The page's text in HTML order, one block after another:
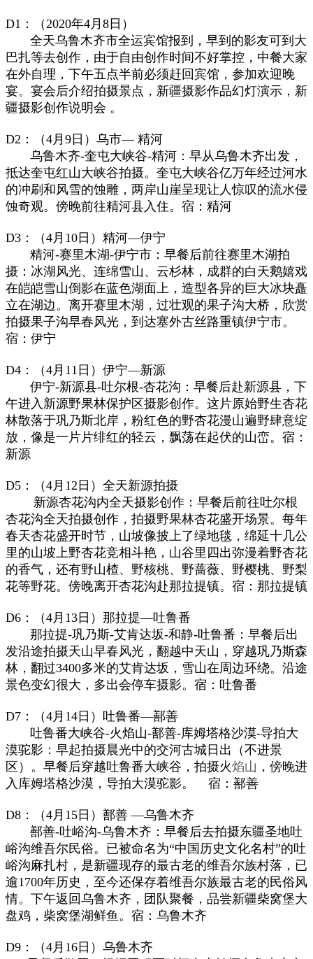
D1：（2020年4月8日）
全天乌鲁木齐市全运宾馆报到，早到的影友可到大
巴扎等去创作，由于自由创作时间不好掌控， 中餐大家
在外自理，下午五点半前必须赶回宾馆，参加欢迎晚
宴。宴会后介绍拍摄景点，新疆摄影作品幻灯演示，新
疆摄影创作说明会 。
D2：（4月9日）乌市— 精河
乌鲁木齐-奎屯大峡谷-精河：早从乌鲁木齐出发，
抵达奎屯红山大峡谷拍摄。奎屯大峡谷亿万年经过河水
的冲刷和风雪的蚀雕，两岸山崖呈现让人惊叹的流水侵
蚀奇观。傍晚前往精河县入住。宿：精河
D3：（4月10日） 精河—伊宁
精河-赛里木湖-伊宁市：早餐后前往赛里木湖拍
摄：冰湖风光、连绵雪山、云杉林，成群的白天鹅嬉戏
在皑皑雪山倒影在蓝色湖面上，造型各异的巨大冰块矗
立在湖边。离开赛里木湖，过壮观的果子沟大桥，欣赏
拍摄果子沟早春风光，到达塞外古丝路重镇伊宁市。
宿：伊宁
D4：（4月11日） 伊宁—新源
伊宁-新源县-吐尔根-杏花沟：早餐后赴新源县，下
午进入新源野果林保护区摄影创作。这片原始野生杏花
林散落于巩乃斯北岸，粉红色的野杏花漫山遍野肆意绽
放，像是一片片绯红的轻云，飘荡在起伏的山峦。宿：
新源
D5：（4月12日）全天新源拍摄
新源杏花沟内全天摄影创作：早餐后前往吐尔根
杏花沟全天拍摄创作，拍摄野果林杏花盛开场景。每年
春天杏花盛开时节，山坡像披上了绿地毯，绵延十几公
里的山坡上野杏花竞相斗艳，山谷里四出弥漫着野杏花
的香气，还有野山楂、野核桃、野蔷薇、野樱桃、野梨
花等野花。傍晚离开杏花沟赴那拉提镇。宿：那拉提镇
D6：（4月13日）那拉提—吐鲁番
那拉提-巩乃斯-艾肯达坂-和静-吐鲁番：早餐后出
发沿途拍摄天山早春风光，翻越中天山，穿越巩乃斯森
林，翻过3400多米的艾肯达坂，雪山在周边环绕。沿途
景色变幻很大，多出会停车摄影。宿：吐鲁番
D7：（4月14日） 吐鲁番—鄯善
吐鲁番大峡谷-火焰山-鄯善-库姆塔格沙漠-导拍大
漠驼影：早起拍摄晨光中的交河古城日出（不进景
区）。早餐后穿越吐鲁番大峡谷，拍摄火焰山 ，傍晚进
入库姆塔格沙漠，导拍大漠驼影。 宿：鄯善
D8：（4月15日） 鄯善 —乌鲁木齐
鄯善-吐峪沟-乌鲁木齐：早餐后去拍摄东疆圣地吐
峪沟维吾尔民俗。已被命名为“中国历史文化名村”的吐
峪沟麻扎村，是新疆现存的最古老的维吾尔族村落，已
逾1700年历史，至今还保存着维吾尔族最古老的民俗风
情。下午返回乌鲁木齐，团队聚餐，品尝新疆柴窝堡大
盘鸡，柴窝堡湖鲜鱼。宿：乌鲁木齐
D9：（4月16日）乌鲁木齐